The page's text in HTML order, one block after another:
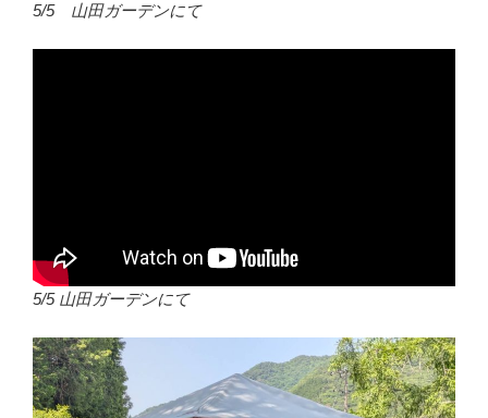
5/5 山田ガーデンにて
5/5 山田ガーデンにて